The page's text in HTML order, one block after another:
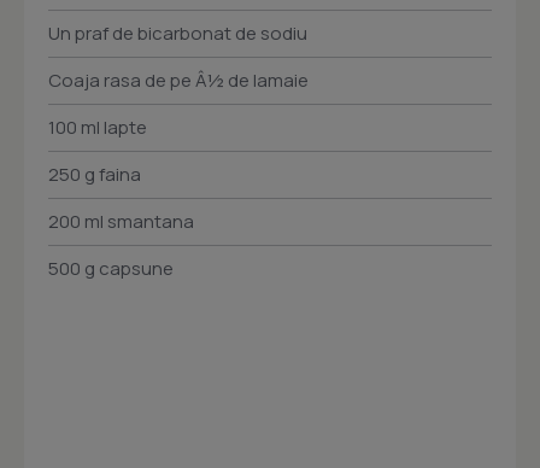
Un praf de bicarbonat de sodiu
Coaja rasa de pe Â½ de lamaie
100 ml lapte
250 g faina
200 ml smantana
500 g capsune